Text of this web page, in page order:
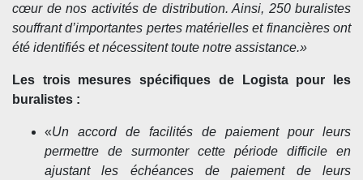
cœur de nos activités de distribution. Ainsi, 250 buralistes
souffrant d’importantes pertes matérielles et financières ont
été identifiés et nécessitent toute notre assistance.»
Les trois mesures spécifiques de Logista pour les
buralistes :
«Un accord de facilités de paiement pour leurs
permettre de surmonter cette période difficile en
ajustant les échéances de paiement de leurs